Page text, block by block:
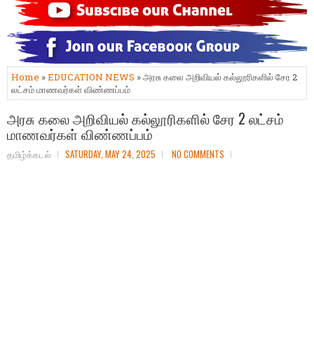
Home »EDUCATION NEWS » அரசு கலை அறிவியல் கல்லூரிகளில் சேர 2
லட்சம் மாணவர்கள் விண்ணப்பம்
அரசு கலை அறிவியல் கல்லூரிகளில் சேர 2 லட்சம்
மாணவர்கள் விண்ணப்பம்
தமிழ்க்கடல் SATURDAY, MAY 24, 2025 NO COMMENTS